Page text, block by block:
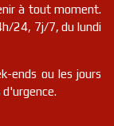
à tout moment.
24, 7j/7, du lundi
ends ou les jours